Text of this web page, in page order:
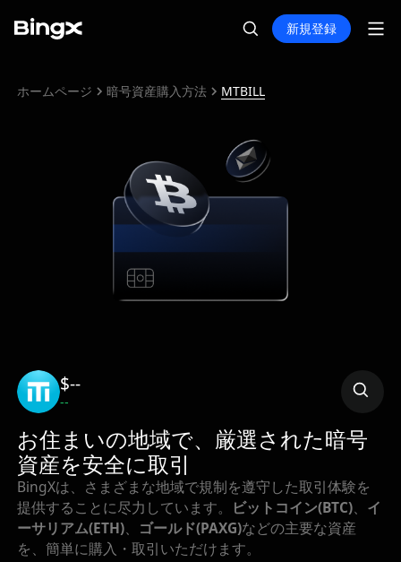
新規登録
ホームページ 暗号資産購入方法 MTBILL
$--
--
お住まいの地域で、厳選された暗号
資産を安全に取引
BingXは、さまざまな地域で規制を遵守した取引体験を
提供することに尽力しています。
ビットコイン(BTC)
イ
ーサリアム(ETH)
ゴールド(PAXG)などの主要な資産
を、簡単に購入・取引いただけます。